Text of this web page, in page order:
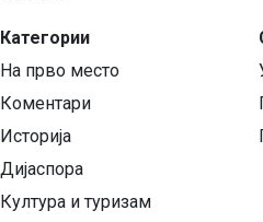
Категории
На прво место
Коментари
Историја
Дијаспора
Култура и туризам